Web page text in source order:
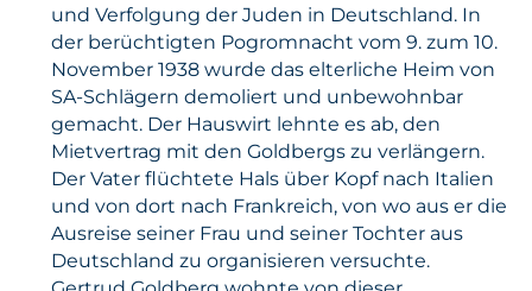
und Verfolgung der Juden in Deutschland. In
der berüchtigten Pogromnacht vom 9. zum 10.
November 1938 wurde das elterliche Heim von
SA-Schlägern demoliert und unbewohnbar
gemacht. Der Hauswirt lehnte es ab, den
Mietvertrag mit den Goldbergs zu verlängern.
Der Vater flüchtete Hals über Kopf nach Italien
und von dort nach Frankreich, von wo aus er die
Ausreise seiner Frau und seiner Tochter aus
Deutschland zu organisieren versuchte.